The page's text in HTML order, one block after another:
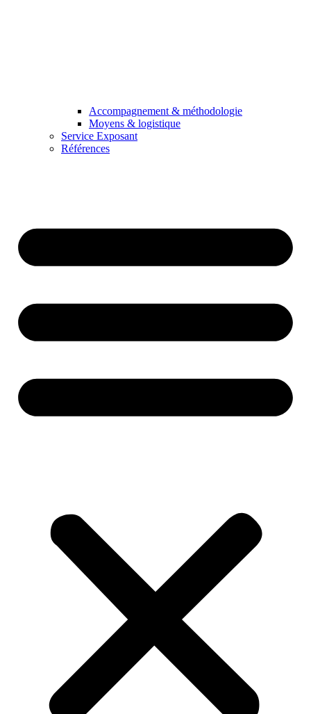
Accompagnement & méthodologie
Moyens & logistique
Service Exposant
Références